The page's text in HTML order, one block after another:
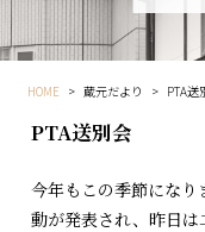
HOME > 蔵元だより > PTA送
PTA送別会
今年もこの季節にな
動が発表され、昨日